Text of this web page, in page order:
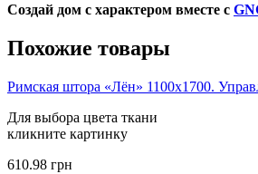
Создай дом с характером вместе с
Похожие товары
Римская штора «Лён» 1100х1700.
Для выбора цвета ткани
кликните картинку
610.98 грн